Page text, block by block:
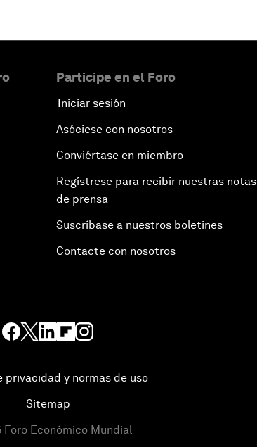
Participe en el Foro
Iniciar sesión
Asóciese con nosotros
Conviértase en miembro
Regístrese para recibir nuestras notas
de prensa
Suscríbase a nuestros boletines
Contacte con nosotros
privacidad y normas de uso
Sitemap
Foro Económico Mundial